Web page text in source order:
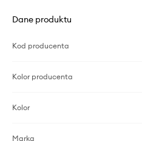
Dane produktu
Kod producenta
Kolor producenta
Kolor
Marka